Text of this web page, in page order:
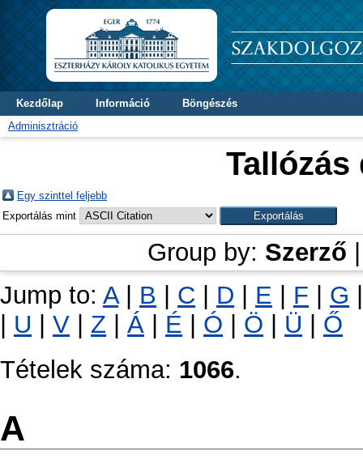
Kezdőlap Információ
Böngészés
Adminisztráció
Egy szinttel feljebb
Exportálás mint
Group by: Szerző
Jump to: A| B C D E F G
U V Z Á É Ó Ö Ü
Ő
Tételek száma: 1066.
A